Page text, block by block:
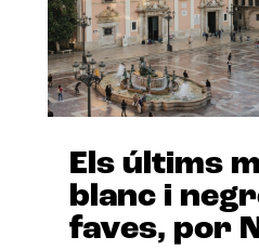
Els últims
blanc i
faves, por